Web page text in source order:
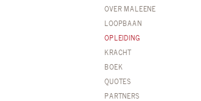
OVER MALEENE
LOOPBAAN
OPLEIDING
KRACHT
BOEK
QUOTES
PARTNERS